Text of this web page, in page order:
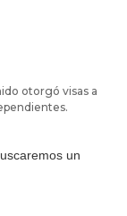
otorgó visas a
un